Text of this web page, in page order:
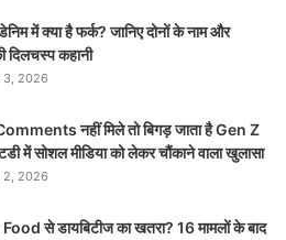
में क्या है फर्क? जानिए दोनों के नाम और
दिलचस्प कहानी
3, 2026
नहीं मिले तो बिगड़ जाता है Gen Z
में सोशल मीडिया को लेकर चौंकाने वाला खुलासा
2, 2026
से डायबिटीज का खतरा? 16 मामलों के बाद